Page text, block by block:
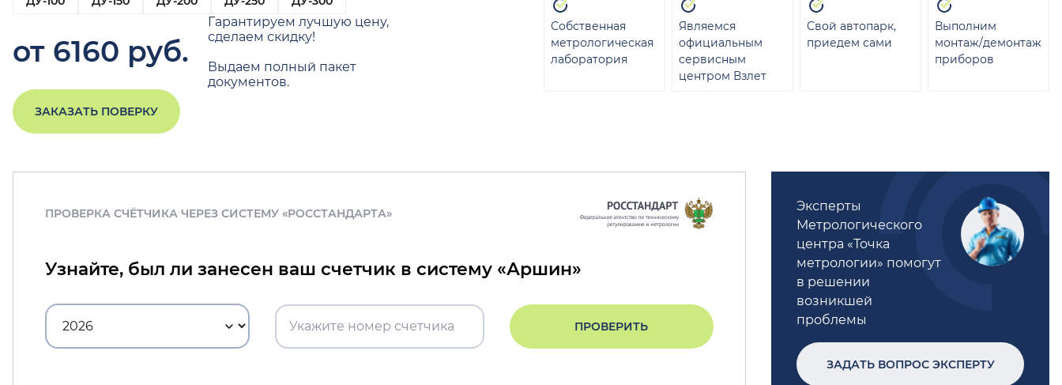
от 6160 руб.
Гарантируем лучшую цену,
сделаем скидку!
Выдаем полный пакет
документов.
ЗАКАЗАТЬ ПОВЕРКУ
Собственная
метрологическая
лаборатория
Являемся
официальным
сервисным
центром Взлет
Свой автопарк,
приедем сами
Выполним
монтаж/демонтаж
приборов
ПРОВЕРКА СЧЁТЧИКА ЧЕРЕЗ СИСТЕМУ «РОССТАНДАРТА»
Узнайте, был ли занесен ваш счетчик в систему «Аршин»
ПРОВЕРИТЬ
Эксперты
Метрологического
центра «Точка
метрологии» помогут
в решении
возникшей
проблемы
ЗАДАТЬ ВОПРОС ЭКСПЕРТУ